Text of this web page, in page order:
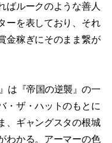
ばルークのような善人
ーを表しており、それ
金稼ぎにそのまま繋が
』は『帝国の逆襲』の一
・ザ・ハットのもとに
、ギャングスタの根城
わかる。アーマーの色